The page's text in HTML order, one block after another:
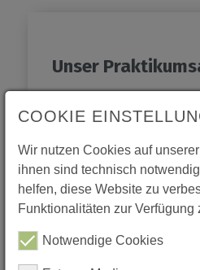
Unser
Praktikum im Bereich der
Was Du alles
Beobachten und Lernen:
den erfahrenen
bei ihrer Arbeit über
COOKIE
Wir nutzen Cookies auf
ihnen sind technisch
helfen, diese Website zu
Funktionalitäten zur Verfügung
Notwendige Cookies